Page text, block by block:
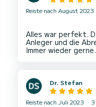
Reiste nach August 2023
Alles war perfekt.
Anleger und die
Dr. Stefan
Reiste nach Juli 2023 3